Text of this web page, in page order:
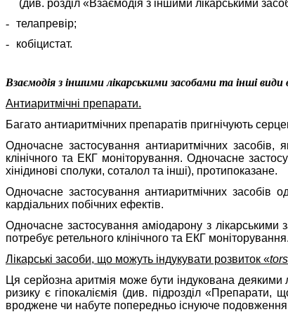
(див. розділ «Взаємодія з іншими лікарськими
- телапревір;
-
кобіцистат.
Взаємодія з іншими лікарськими засобами та інші види
Антиаритмічні препарати.
Багато антиаритмічних препаратів пригнічують
Одночасне застосування антиаритмічних
клінічного та ЕКГ моніторування. Одночасне
хінідинові сполуки, соталол та інші), протипоказане.
Одночасне застосування антиаритмічних засобів
кардіальних побічних ефектів.
Одночасне застосування аміодарону з лікарськими
потребує ретельного клінічного та ЕКГ моніторування.
Лікарські засоби, що можуть індукувати розвиток «
Ця серйозна аритмія може бути індукована деякими
ризику є гіпокаліємія (див. підрозділ
вроджене чи набуте попередньо існуюче подовження